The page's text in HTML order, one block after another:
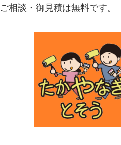
ご相談・御見積は無料です。